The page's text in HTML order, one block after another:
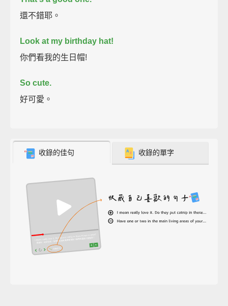
還不錯耶。
Look at my birthday hat!
你們看我的生日帽!
So cute.
好可愛。
收錄的佳句 收錄的單字